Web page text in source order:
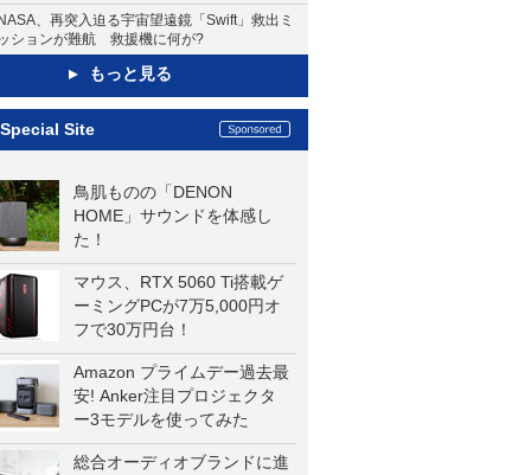
、再突入迫る宇宙望遠鏡「Swift」救出ミ
ションが難航 救援機に何が?
もっと見る
Special Site
鳥肌ものの「DENON
HOME」サウンドを体感し
た！
マウス、RTX 5060 Ti搭載ゲ
ーミングPCが7万5,000円オ
フで30万円台！
Amazon プライムデー過去最
安! Anker注目プロジェクタ
ー3モデルを使ってみた
総合オーディオブランドに進